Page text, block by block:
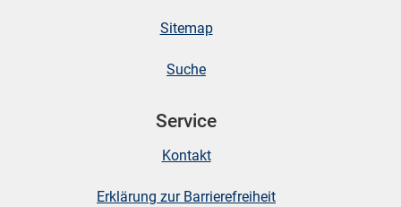
Sitemap
Suche
Service
Kontakt
Erklärung zur Barrierefreiheit